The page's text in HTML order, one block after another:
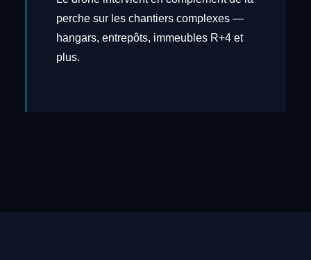
perche sur les chantiers complexes —
hangars, entrepôts, immeubles R+4 et
plus.